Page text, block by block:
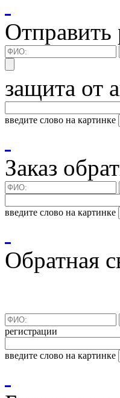
Отправить
защита от
введите слово на картинке
Заказ
введите слово на картинке
Обратная
регистрации
введите слово на картинке